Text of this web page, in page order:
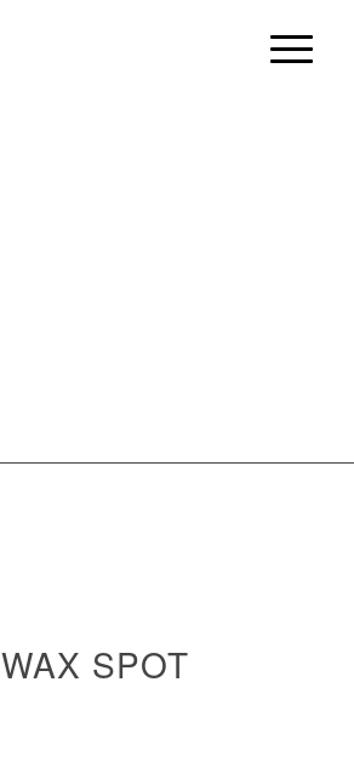
SPOT